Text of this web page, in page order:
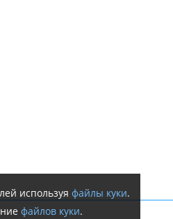
используя файлы куки.
файлов куки.